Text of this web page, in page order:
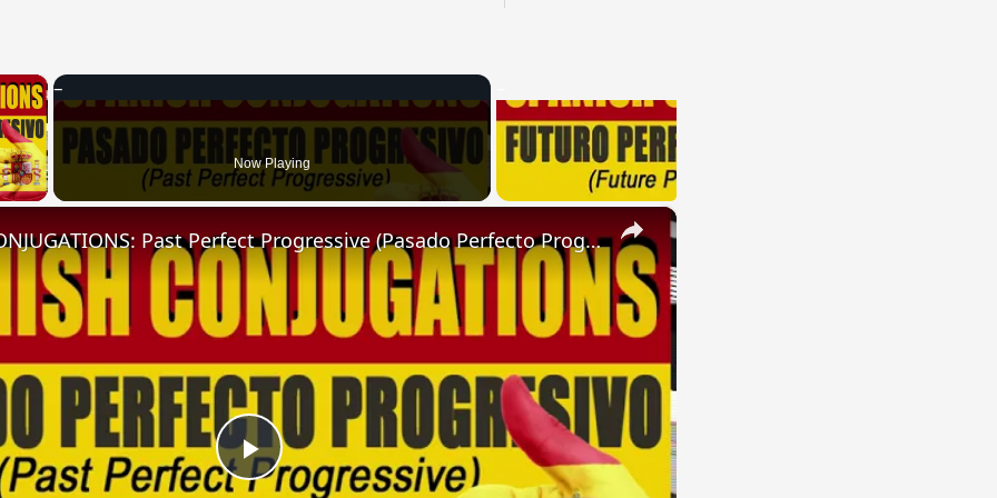
×
Video Now Playing
×
Play
SPANISH CONJUGATIONS: Past Perfect Progressive (Pasado Perfecto Progresivo)